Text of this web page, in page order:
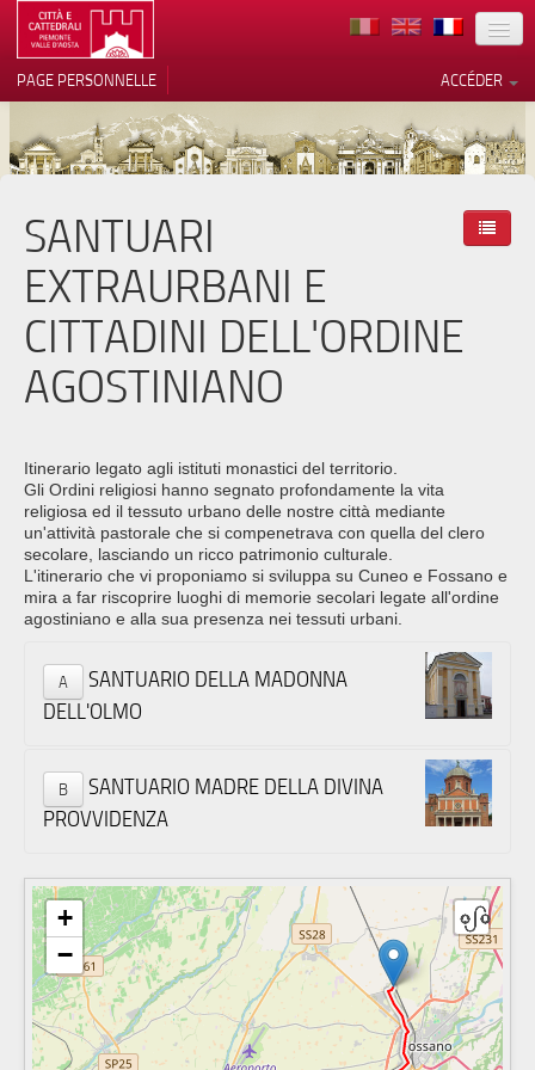
TERRITOIRE
ARCHITECTURE
EVÉNEMENTS
ACCUEIL
BÉNÉVOLES
PRESS
ACCÉDER
PAGE PERSONNELLE
SANTUARI
EXTRAURBANI E
CITTADINI DELL'ORDINE
AGOSTINIANO
Itinerario legato agli istituti monastici del territorio.
Gli Ordini religiosi hanno segnato profondamente la vita
religiosa ed il tessuto urbano delle nostre città mediante
un'attività pastorale che si compenetrava con quella del clero
secolare, lasciando un ricco patrimonio culturale.
L'itinerario che vi proponiamo si sviluppa su Cuneo e Fossano e
mira a far riscoprire luoghi di memorie secolari legate all'ordine
agostiniano e alla sua presenza nei tessuti urbani.
A
SANTUARIO DELLA MADONNA
DELL'OLMO
B
SANTUARIO MADRE DELLA DIVINA
PROVVIDENZA
+
−
Notification lors de la collecte
Vos choix en matière de